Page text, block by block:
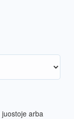
arba